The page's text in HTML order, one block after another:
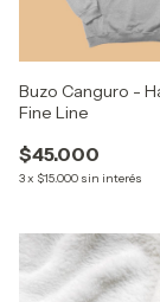
Buzo Canguro -
Fine Line
$45.000
3x $15.000 sin interés